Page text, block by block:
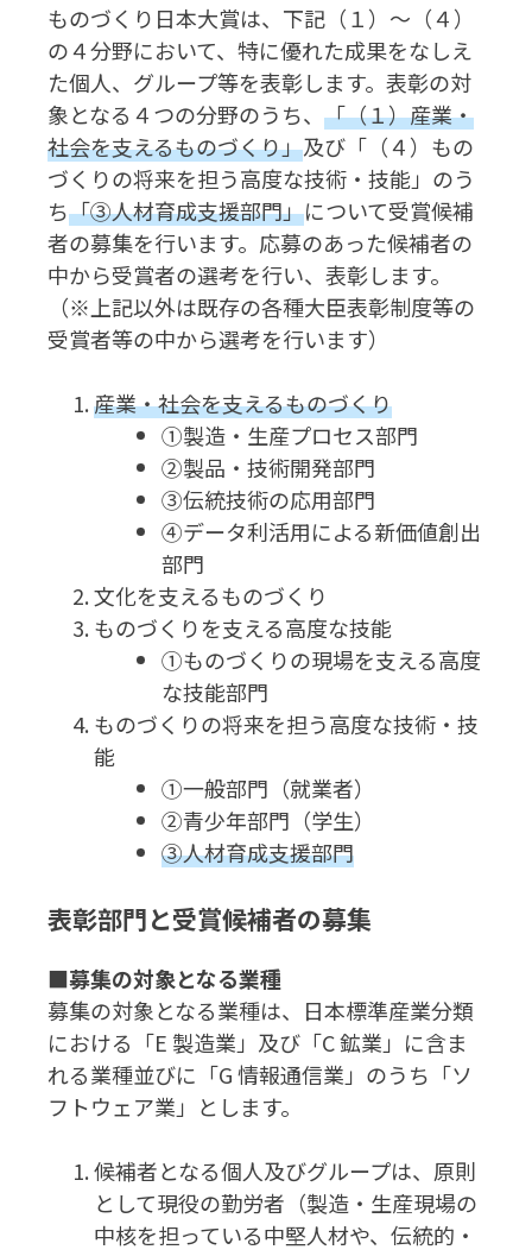
ものづくり日本大賞は、下記（１）～（４）
の４分野において、特に優れた成果をなしえ
た個人、グループ等を表彰します。表彰の対
象となる４つの分野のうち、 「（１）産業・
社会を支えるものづくり」及び「（４）もの
づくりの将来を担う高度な技術・技能」のう
ち「③人材育成支援部門」について受賞候補
者の募集を行います。応募のあった候補者の
中から受賞者の選考を行い、表彰します。
（※上記以外は既存の各種大臣表彰制度等の
受賞者等の中から選考を行います）
産業・社会を支えるものづくり
①製造・生産プロセス部門
②製品・技術開発部門
③伝統技術の応用部門
④データ利活用による新価値創出
部門
文化を支えるものづくり
ものづくりを支える高度な技能
①ものづくりの現場を支える高度
な技能部門
ものづくりの将来を担う高度な技術・技
能
①一般部門（就業者）
②青少年部門（学生）
③人材育成支援部門
表彰部門と受賞候補者の募集
■募集の対象となる業種
募集の対象となる業種は、日本標準産業分類
における「E 製造業」及び「C 鉱業」に含ま
れる業種並びに「G 情報通信業」のうち「ソ
フトウェア業」とします。
候補者となる個人及びグループは、原則
として現役の勤労者（製造・生産現場の
中核を担っている中堅人材や、伝統的・